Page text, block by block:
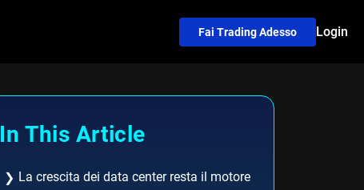
Fai Trading Adesso Login
In This Article
❯ La crescita dei data center resta il motore